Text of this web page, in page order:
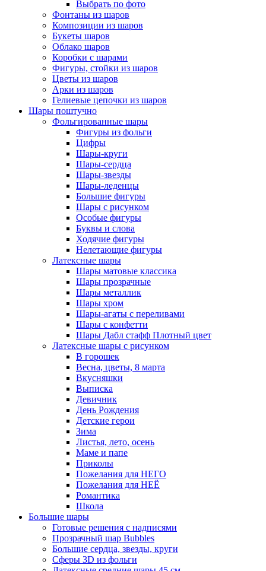
Выбрать по фото
Фонтаны из шаров
Композиции из шаров
Букеты шаров
Облако шаров
Коробки с шарами
Фигуры, стойки из шаров
Цветы из шаров
Арки из шаров
Гелиевые цепочки из шаров
Шары поштучно
Фольгированные шары
Фигуры из фольги
Цифры
Шары-круги
Шары-сердца
Шары-звезды
Шары-леденцы
Большие фигуры
Шары с рисунком
Особые фигуры
Буквы и слова
Ходячие фигуры
Нелетающие фигуры
Латексные шары
Шары матовые классика
Шары прозрачные
Шары металлик
Шары хром
Шары-агаты с переливами
Шары с конфетти
Шары Дабл стафф Плотный цвет
Латексные шары с рисунком
В горошек
Весна, цветы, 8 марта
Вкусняшки
Выписка
Девичник
День Рождения
Детские герои
Зима
Листья, лето, осень
Маме и папе
Приколы
Пожелания для НЕГО
Пожелания для НЕЁ
Романтика
Школа
Большие шары
Готовые решения с надписями
Прозрачный шар Bubbles
Большие сердца, звезды, круги
Сферы 3D из фольги